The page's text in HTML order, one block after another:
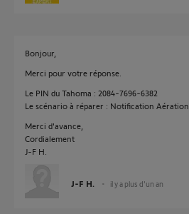
Bonjour,
Merci pour votre réponse.
Le PIN du Tahoma : 2084-7696-6382
Le scénario à réparer : Notification Aération
Merci d'avance,
Cordialement
J-F H.
J-F H. il y a plus d'un an